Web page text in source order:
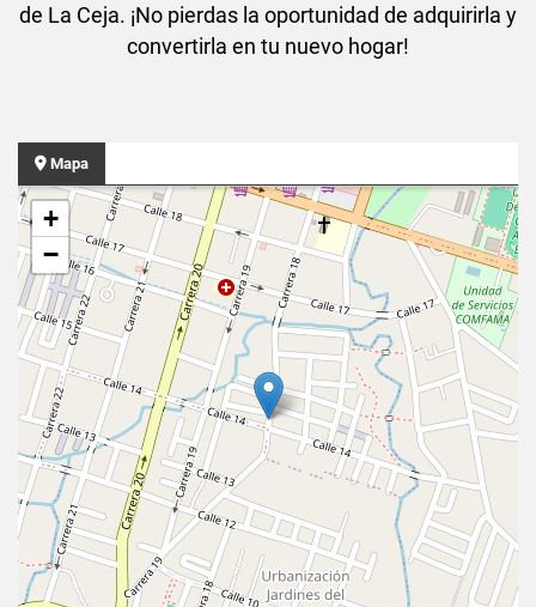
de La Ceja. ¡No pierdas la oportunidad de adquirirla y
convertirla en tu nuevo hogar!
Mapa
+
−